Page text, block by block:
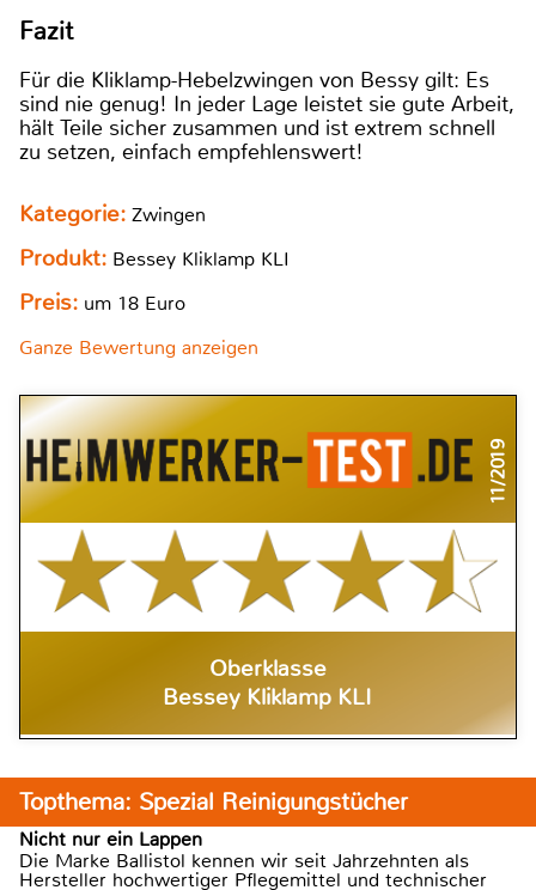
Fazit
Für die Kliklamp-Hebelzwingen von Bessy gilt: Es
sind nie genug! In jeder Lage leistet sie gute Arbeit,
hält Teile sicher zusammen und ist extrem schnell
zu setzen, einfach empfehlenswert!
Kategorie: Zwingen
Produkt: Bessey Kliklamp KLI
Preis: um 18 Euro
Ganze Bewertung anzeigen
11/2019
Oberklasse
Bessey Kliklamp KLI
Topthema: Spezial Reinigungstücher
Nicht nur ein Lappen
Die Marke Ballistol kennen wir seit Jahrzehnten als
Hersteller hochwertiger Pflegemittel und technischer